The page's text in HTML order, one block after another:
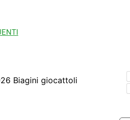
Biagini giocattoli